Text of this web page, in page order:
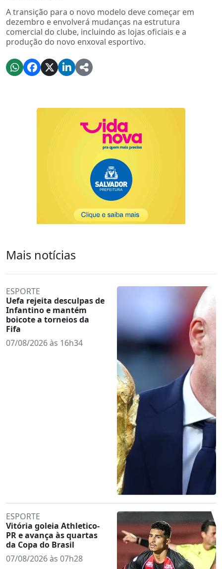
A transição para o novo modelo deve começar em
dezembro e envolverá mudanças na estrutura
comercial do clube, incluindo as lojas oficiais e a
produção do novo enxoval esportivo.
Mais notícias
ESPORTE
Uefa rejeita desculpas de
Infantino e mantém
boicote a torneios da
Fifa
07/08/2026 às 16h34
ESPORTE
Vitória goleia Athletico-
PR e avança às quartas
da Copa do Brasil
07/08/2026 às 07h28